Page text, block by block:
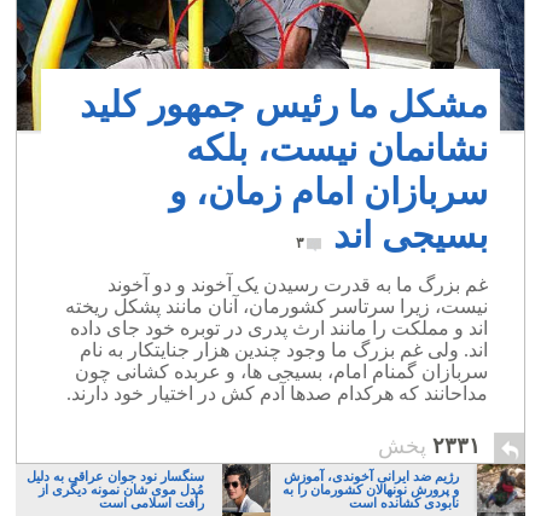
مشکل ما رئیس جمهور کلید
نشانمان نیست، بلکه
سربازان امام زمان، و
بسیجی اند
۳
غم بزرگ ما به قدرت رسیدن یک آخوند و دو آخوند
نیست، زیرا سرتاسر کشورمان، آنان مانند پشکل ریخته
اند و مملکت را مانند ارث پدری در توبره خود جای داده
اند. ولی غم بزرگ ما وجود چندین هزار جنایتکار به نام
سربازان گمنام امام، بسیجی ها، و عربده کشانی چون
مداحانند که هرکدام صدها آدم کش در اختیار خود دارند.
۲۳۳۱ پخش
رژیم ضد ایرانی آخوندی، آموزش
و پرورش نونهالان کشورمان را به
نابودی کشانده است
سنگسار نود جوان عراقی به دلیل
مُدل موی شان نمونه دیگری از
رأفت اسلامی است